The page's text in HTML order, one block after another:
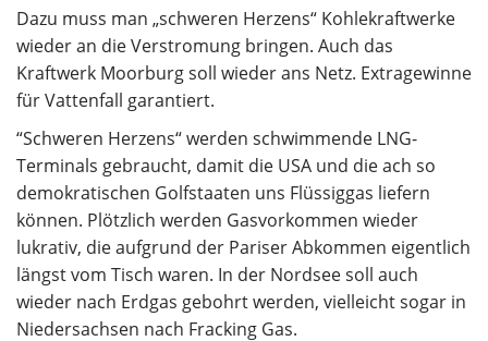
Dazu muss man „schweren Herzens“ Kohlekraftwerke
wieder an die Verstromung bringen. Auch das
Kraftwerk Moorburg soll wieder ans Netz. Extragewinne
für Vattenfall garantiert.
“Schweren Herzens“ werden schwimmende LNG-
Terminals gebraucht, damit die USA und die ach so
demokratischen Golfstaaten uns Flüssiggas liefern
können. Plötzlich werden Gasvorkommen wieder
lukrativ, die aufgrund der Pariser Abkommen eigentlich
längst vom Tisch waren. In der Nordsee soll auch
wieder nach Erdgas gebohrt werden, vielleicht sogar in
Niedersachsen nach Fracking Gas.